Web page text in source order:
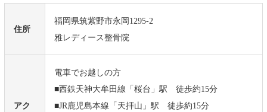
住所
福岡県筑紫野市永岡1295-2
雅レディース整骨院
アク
電車でお越しの方
■西鉄天神大牟田線「桜台」駅 徒歩約15分
■JR鹿児島本線「天拝山」駅 徒歩約15分